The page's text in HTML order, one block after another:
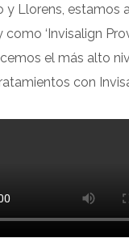
y Llorens, estamos
‘Invisalign
el más alto
con